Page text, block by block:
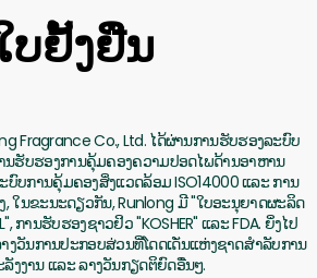
ບຢັ້ງຢືນ
Fragrance Co., Ltd. ໄດ້ຜ່ານການຮັບຮອງລະບົບ
ນຮັບຮອງການຄຸ້ມຄອງຄວາມປອດໄພດ້ານອາຫານ
ບົບການຄຸ້ມຄອງສິ່ງແວດລ້ອມ ISO14000 ແລະ ການ
, ໃນຂະນະດຽວກັນ, Runlong ມີ "ໃບອະນຸຍາດຜະລິດ
ການຮັບຮອງຊາວຢິວ "KOSHER" ແລະ FDA. ຍິ່ງໄປ
ງວັນການປະກອບສ່ວນທີ່ໂດດເດັ່ນແຫ່ງຊາດສຳລັບການ
ງງານ ແລະ ລາງວັນກຽດຕິຍົດອື່ນໆ.